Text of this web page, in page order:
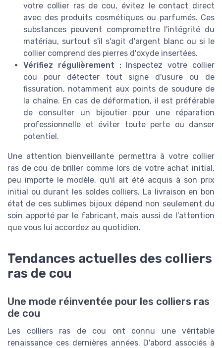
votre collier ras de cou, évitez le contact direct
avec des produits cosmétiques ou parfumés. Ces
substances peuvent compromettre l'intégrité du
matériau, surtout s'il s'agit d'argent blanc ou si le
collier comprend des pierres d'oxyde insertées.
Vérifiez régulièrement :Inspectez votre collier
cou pour détecter tout signe d'usure ou de
fissuration, notamment aux points de soudure de
la chaîne. En cas de déformation, il est préférable
de consulter un bijoutier pour une réparation
professionnelle et éviter toute perte ou danser
potentiel.
Une attention bienveillante permettra à votre collier
ras de cou de briller comme lors de votre achat initial,
peu importe le modèle, qu'il ait été acquis à son prix
initial ou durant les soldes colliers. La livraison en bon
état de ces sublimes bijoux dépend non seulement du
soin apporté par le fabricant, mais aussi de l'attention
que vous lui accordez au quotidien.
Tendances actuelles des colliers
ras de cou
Une mode réinventée pour les colliers ras
de cou
Les colliers ras de cou ont connu une véritable
renaissance ces dernières années. D'abord associés à